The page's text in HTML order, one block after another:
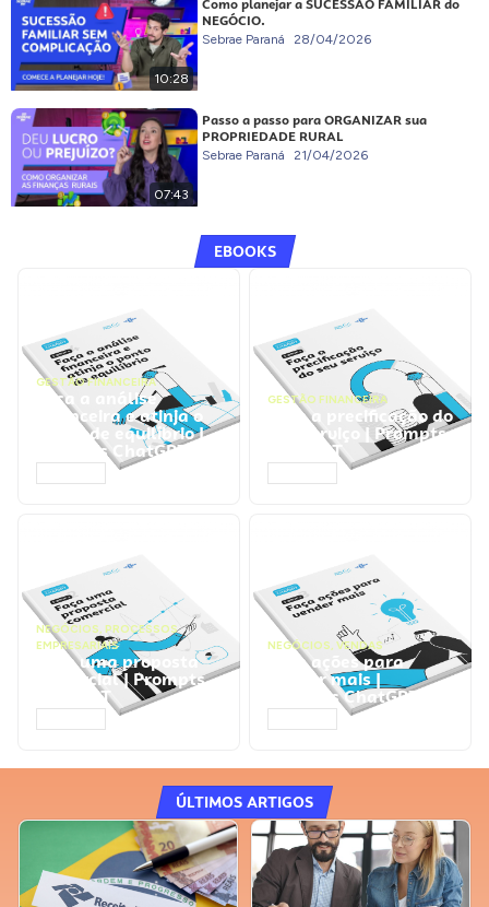
10:28
Como planejar a SUCESSÃO FAMILIAR do
NEGÓCIO.
Sebrae Paraná 28/04/2026
07:43
Passo a passo para ORGANIZAR sua
PROPRIEDADE RURAL
Sebrae Paraná 21/04/2026
EBOOKS
GESTÃO FINANCEIRA
Faça a análise
financeira e atinja o
ponto de equilíbrio |
Prompts ChatGPT
GESTÃO FINANCEIRA
Faça a precificação do
seu serviço | Prompts
ChatGPT
NEGÓCIOS, PROCESSOS
EMPRESARIAIS
Faça uma proposta
comercial | Prompts
ChatGPT
NEGÓCIOS, VENDAS
Faça ações para
vender mais |
Prompts ChatGPT
ÚLTIMOS ARTIGOS